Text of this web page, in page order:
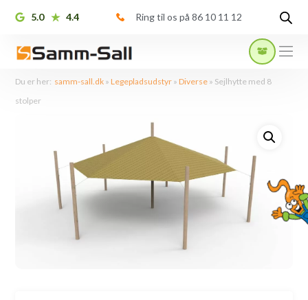
5.0 4.4 Ring til os på 86 10 11 12
Du er her: samm-sall.dk »Legepladsudstyr »Diverse » Sejlhytte med 8
stolper